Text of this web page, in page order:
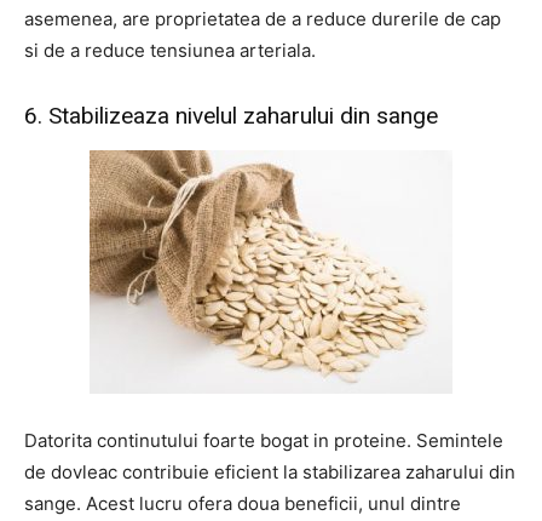
asemenea, are proprietatea de a reduce durerile de cap
si de a reduce tensiunea arteriala.
6. Stabilizeaza nivelul zaharului din sange
Datorita continutului foarte bogat in proteine. Semintele
de dovleac contribuie eficient la stabilizarea zaharului din
sange. Acest lucru ofera doua beneficii, unul dintre